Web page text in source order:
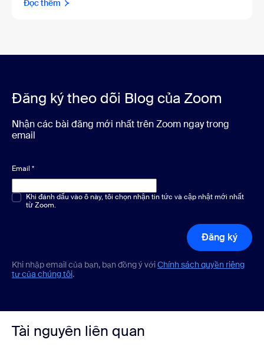
Đọc thêm
Đăng ký theo dõi Blog của Zoom
Nhận các bài đăng mới nhất trên Zoom ngay trong
email
Email *
Chọn một hoặc nhiều phương án*
Khi đánh dấu vào ô này, tôi chọn nhận tin tức và cập nhật mới nhất
từ Zoom.
Đăng ký
Khi nhập email của bạn, bạn đồng ý vớiChính sách quyền riêng
tư của chúng tôi.
Tài nguyên liên quan